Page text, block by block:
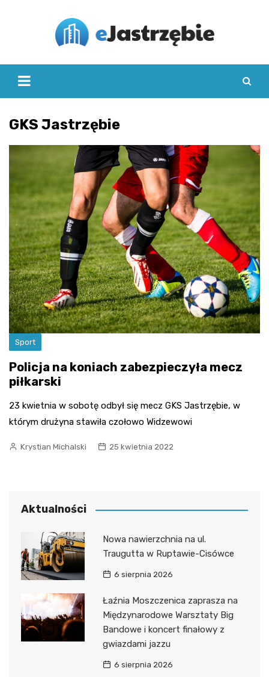
GKS Jastrzębie
Sport
Policja na koniach zabezpieczyła mecz
piłkarski
23 kwietnia w sobotę odbył się mecz GKS Jastrzębie, w
którym drużyna stawiła czołowo Widzewowi
Krystian Michalski 25 kwietnia 2022
Aktualności
Nowa nawierzchnia na ul.
Traugutta w Ruptawie-Cisówce
6 sierpnia 2026
Łaźnia Moszczenica zaprasza na
Międzynarodowe Warsztaty Big
Bandowe i koncert finałowy z
gwiazdami jazzu
6 sierpnia 2026